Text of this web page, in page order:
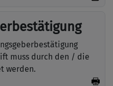
muss durch den / die
werden.